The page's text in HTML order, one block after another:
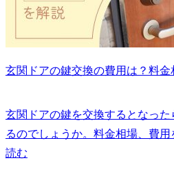
玄関ドアの鍵交換の費用は？料
玄関ドアの鍵を交換するとなっ
るのでしょうか。料金相場、費
読む